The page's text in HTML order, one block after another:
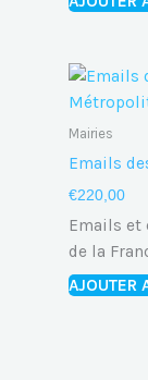
Mairies
Emails
€220,00
Emails et
de la
AJOUTER